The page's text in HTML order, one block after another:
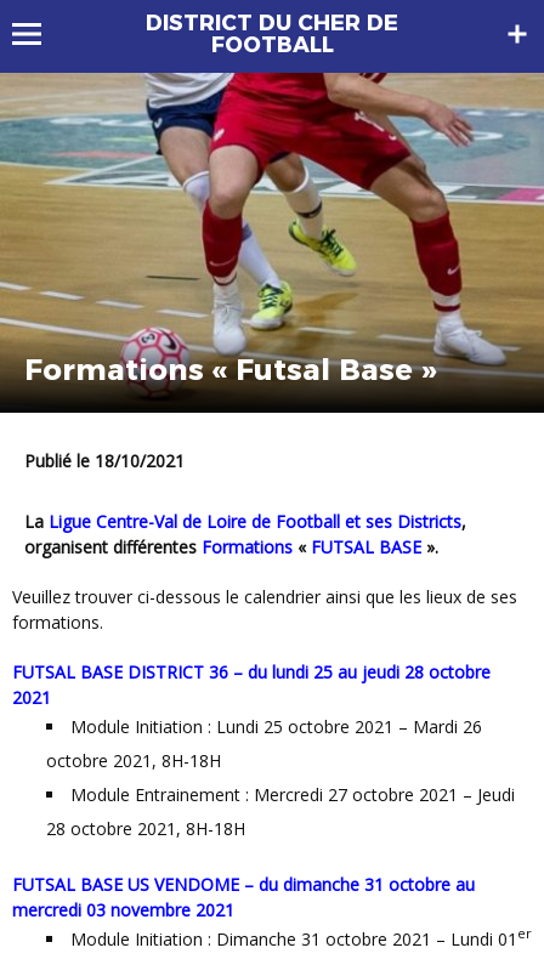
DISTRICT DU CHER DE
FOOTBALL
Formations « Futsal Base »
Publié le 18/10/2021
La Ligue Centre-Val de Loire de Football et ses Districts,
organisent différentes Formations « FUTSAL BASE ».
Veuillez trouver ci-dessous le calendrier ainsi que les lieux de ses
formations.
FUTSAL BASE DISTRICT 36 – du lundi 25 au jeudi 28 octobre
2021
Module Initiation : Lundi 25 octobre 2021 – Mardi 26
octobre 2021, 8H-18H
Module Entrainement : Mercredi 27 octobre 2021 – Jeudi
28 octobre 2021, 8H-18H
FUTSAL BASE US VENDOME – du dimanche 31 octobre au
mercredi 03 novembre 2021
Module Initiation : Dimanche 31 octobre 2021 – Lundi 01 er